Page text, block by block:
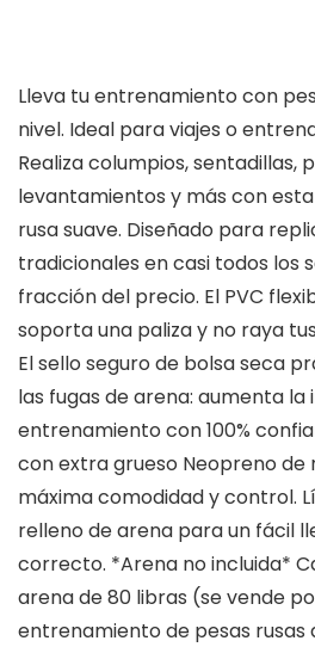
Lleva tu entrenamiento con
nivel. Ideal para viajes o
Realiza columpios, sentadillas,
levantamientos y más con
rusa suave. Diseñado para
tradicionales en casi todos los
fracción del precio. El PVC
soporta una paliza y no raya
El sello seguro de bolsa seca
las fugas de arena: aumenta la
entrenamiento con 100%
con extra grueso Neopreno
máxima comodidad y control.
relleno de arena para un fácil
correcto. *Arena no incluida*
arena de 80 libras (se vende
entrenamiento de pesas rusas